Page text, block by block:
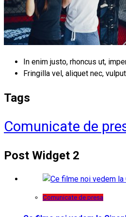
In enim justo, rhoncus ut,
Fringilla vel, aliquet nec,
Tags
Comunicate de
Post Widget 2
Comunicate de presa